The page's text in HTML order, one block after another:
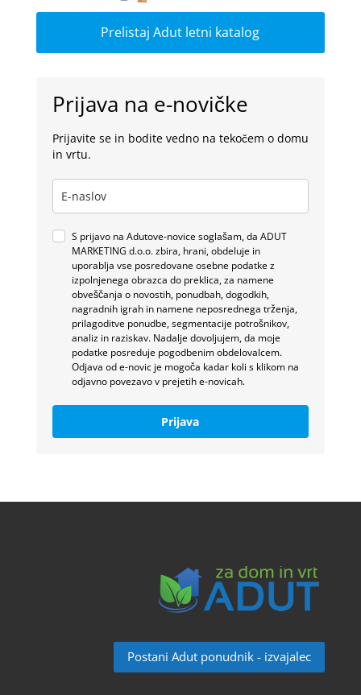
Prelistaj Adut letni katalog
Prijava na e-novičke
Prijavite se in bodite vedno na tekočem o domu
in vrtu.
S prijavo na Adutove-novice soglašam, da ADUT
MARKETING d.o.o. zbira, hrani, obdeluje in
uporablja vse posredovane osebne podatke z
izpolnjenega obrazca do preklica, za namene
obveščanja o novostih, ponudbah, dogodkih,
nagradnih igrah in namene neposrednega trženja,
prilagoditve ponudbe, segmentacije potrošnikov,
analiz in raziskav. Nadalje dovoljujem, da moje
podatke posreduje pogodbenim obdelovalcem.
Odjava od e-novic je mogoča kadar koli s klikom na
odjavno povezavo v prejetih e-novicah.
Prijava
Postani Adut ponudnik - izvajalec